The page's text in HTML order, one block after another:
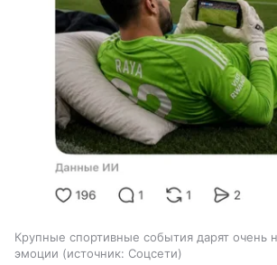
Крупные спортивные события дарят очень
эмоции
источник: Соцсети